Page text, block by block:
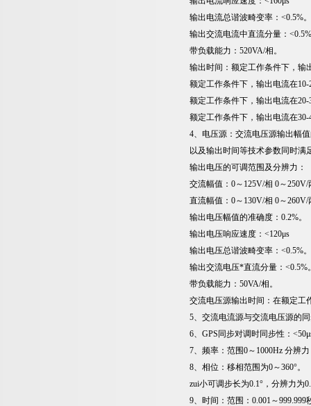
输出电流总谐波畸变率：<0.5%。
输出交流电流中直流分量：
带负载能力：520VA/相。
输出时间：额定工作条件下，输
额定工作条件下，输出电流在
额定工作条件下，输出电流在
额定工作条件下，输出电流在
4、电压源：交流电压源输出幅
以及输出时间等技术参数同时满
输出电压的可调范围及分辨力：
交流幅值：0～125V/相 0～
直流幅值：0～130V/相 0～
输出电压幅值的准确度：0.2%。
输出电压响应速度：<120μs
输出电压总谐波畸变率：<0.5%。
输出交流电压*直流分量：<0.5%
带负载能力：50VA/相。
交流电压源输出时间：在额定工
5、交流电流源与交流电压源的
6、GPS同步对调时同步性：
7、频率：范围0～1000Hz 分辨
8、相位：移相范围为0～360°。
zui小可调步长为0.1°，分辨力为
9、时间：范围：0.001～999.999